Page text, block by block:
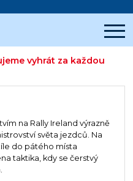
vyhrát za každou
na Rally Ireland výrazně
světa jezdců. Na
do pátého místa
taktika, kdy se čerstvý